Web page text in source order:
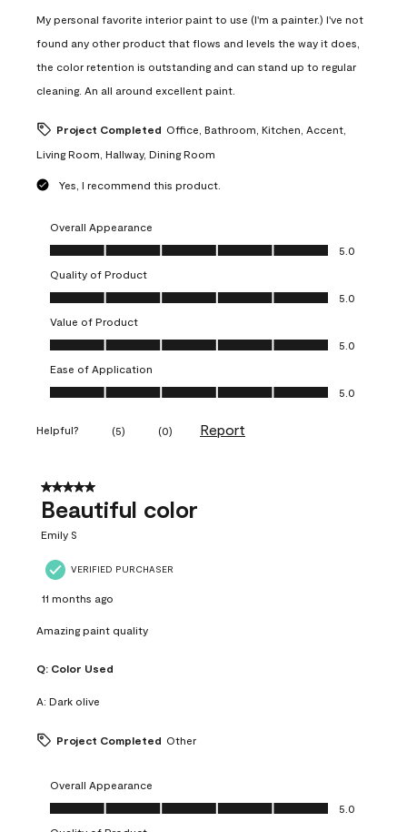
My personal favorite interior paint to use (I'm a painter.) I've not
found any other product that flows and levels the way it does,
the color retention is outstanding and can stand up to regular
cleaning. An all around excellent paint.
Project Completed Office, Bathroom, Kitchen, Accent,
Living Room, Hallway, Dining Room
Yes, I recommend this product.
Overall Appearance
Overall Appearance, 5.0 out of 5
5.0
Quality of Product
Quality of Product, 5.0 out of 5
5.0
Value of Product
Value of Product, 5.0 out of 5
5.0
Ease of Application
Ease of Application, 5.0 out of 5
5.0
Helpful? (5) (0) Report
5 out of 5 stars.
Beautiful color
Emily S
VERIFIED PURCHASER
11 months ago
Amazing paint quality
Q: Color Used
A: Dark olive
Project Completed Other
Overall Appearance
Overall Appearance, 5.0 out of 5
5.0